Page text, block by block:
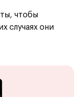
чтобы
случаях они